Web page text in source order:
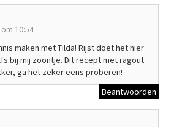
10:54
maken met Tilda! Rijst doet het hier
bij mij zoontje. Dit recept met ragout
ga het zeker eens proberen!
Beantwoorden